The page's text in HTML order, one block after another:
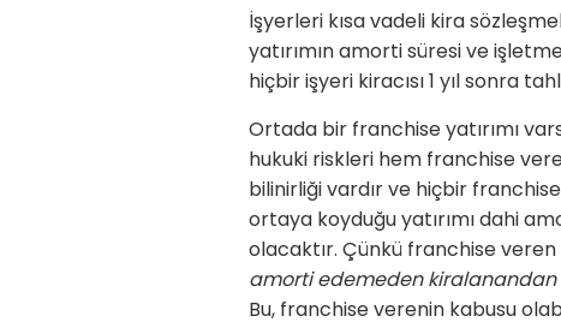
İşyerleri kısa vadeli kira
yatırımın amorti süresi ve
hiçbir işyeri kiracısı 1 yıl sonra
Ortada bir franchise yatırımı
hukuki riskleri hem franchise
bilinirliği vardır ve hiçbir
ortaya koyduğu yatırımı dahi
olacaktır. Çünkü franchise
amorti edemeden
Bu, franchise verenin kabusu